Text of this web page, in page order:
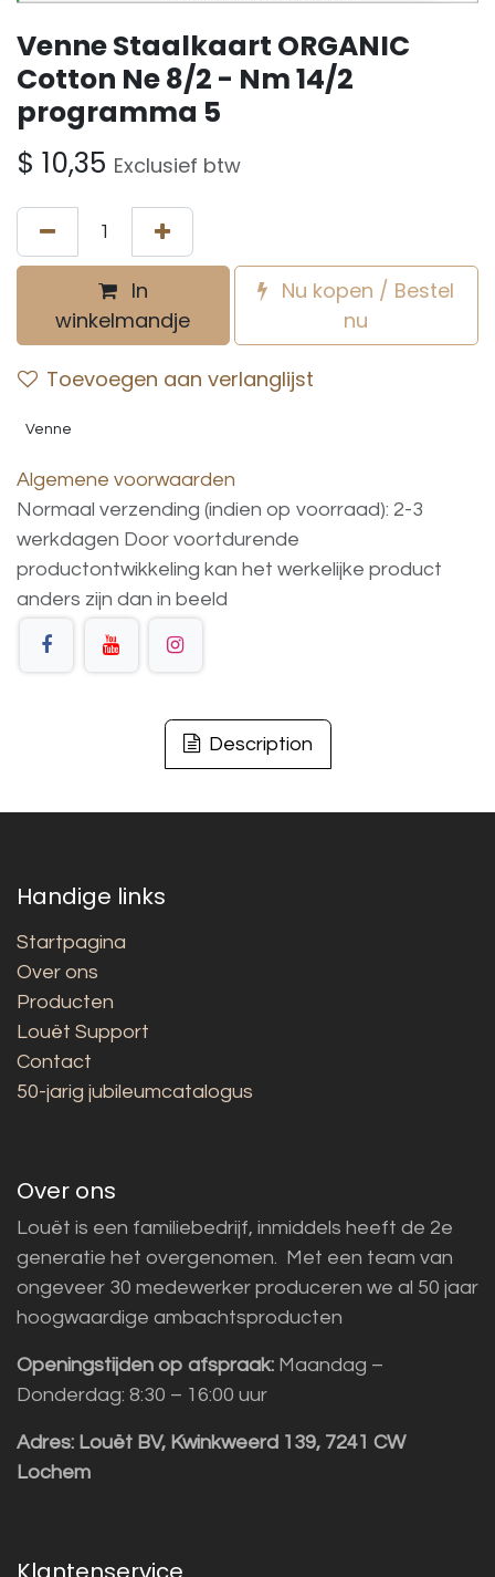
Venne Staalkaart ORGANIC
Cotton Ne 8/2 - Nm 14/2
programma 5
$ 10,35 Exclusief btw
In
winkelmandje
Nu kopen / Bestel
nu
Toevoegen aan verlanglijst
Venne
Algemene voorwaarden
Normaal verzending (indien op voorraad): 2-3
werkdagen Door voortdurende
productontwikkeling kan het werkelijke product
anders zijn dan in beeld
Description
Handige links
Startpagina
Over ons
Producten
Louët Support
Contact
50-jarig jubileumcatalogus
Over ons
Louët is een familiebedrijf, inmiddels heeft de 2e
generatie het overgenomen. Met een team van
ongeveer 30 medewerker produceren we al 50 jaar
hoogwaardige ambachtsproducten
Openingstijden op afspraak: Maandag –
Donderdag: 8:30 – 16:00 uur
Adres: Louët BV, Kwinkweerd 139, 7241 CW
Lochem